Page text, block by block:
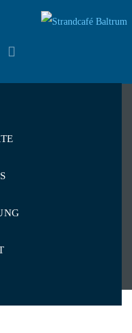
Menu Items
Al